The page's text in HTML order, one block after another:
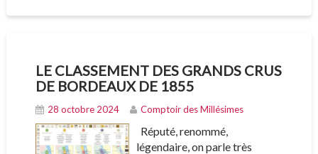
LE CLASSEMENT DES GRANDS CRUS
DE BORDEAUX DE 1855
28 octobre 2024 Comptoir des Millésimes
Réputé, renommé,
légendaire, on parle très